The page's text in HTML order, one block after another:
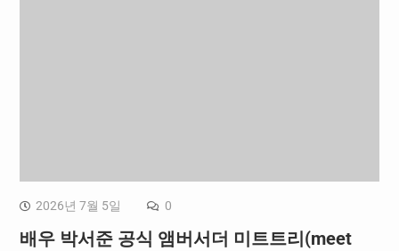
2026년 7월 5일 0
배우 박서준 공식 앰버서더 미트트리(meet